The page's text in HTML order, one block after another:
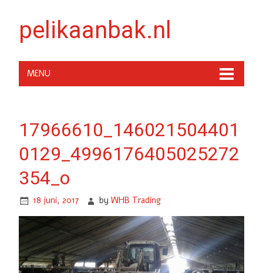
pelikaanbak.nl
MENU
17966610_146021504401
0129_4996176405025272
354_o
18 juni, 2017 byWHB Trading